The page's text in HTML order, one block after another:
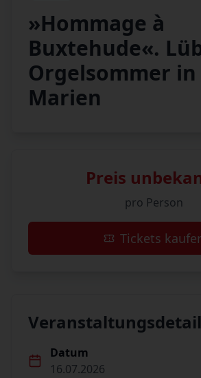
»Hommage à
Buxtehude«.
Orgelsommer in
Marien
Preis
pro Person
Tickets
Datum
16.07.2026